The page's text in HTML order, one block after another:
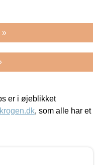
»
er i øjeblikket
, som alle har et